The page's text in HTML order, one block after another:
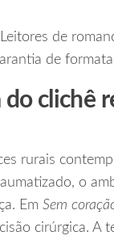
Leitores de
de
clichê
rurais
o
Em Sem
cirúrgica. A